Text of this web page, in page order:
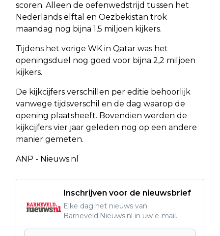
scoren. Alleen de oefenwedstrijd tussen het
Nederlands elftal en Oezbekistan trok
maandag nog bijna 1,5 miljoen kijkers.
Tijdens het vorige WK in Qatar was het
openingsduel nog goed voor bijna 2,2 miljoen
kijkers.
De kijkcijfers verschillen per editie behoorlijk
vanwege tijdsverschil en de dag waarop de
opening plaatsheeft. Bovendien werden de
kijkcijfers vier jaar geleden nog op een andere
manier gemeten.
ANP - Nieuws.nl
Inschrijven voor de nieuwsbrief
Elke dag het nieuws van
Barneveld.Nieuws.nl in uw e-mail.